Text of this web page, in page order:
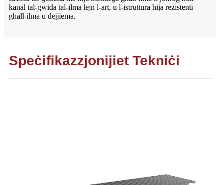
kanal tal-gwida tal-ilma lejn l-art, u l-istruttura hija reżistenti
għall-ilma u dejjiema.
Speċifikazzjonijiet Tekniċi